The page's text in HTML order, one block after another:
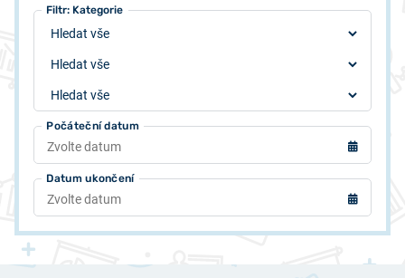
Počáteční datum
Datum ukončení
Filtr: Typ
Filtr: Autor
Filtr: Kategorie